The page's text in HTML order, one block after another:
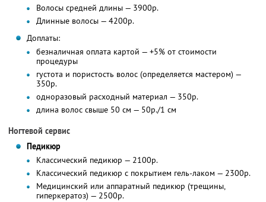
Волосы средней длины — 3900р.
Длинные волосы — 4200р.
Доплаты:
безналичная оплата картой — +5% от стоимости
процедуры
густота и пористость волос (определяется мастером) —
350р.
одноразовый расходный материал — 350р.
длина волос свыше 50 см — 50р./1 см
Ногтевой сервис
Педикюр
Классический педикюр — 2100р.
Классический педикюр с покрытием гель-лаком — 2300р.
Медицинский или аппаратный педикюр (трещины,
гиперкератоз) — 2500р.